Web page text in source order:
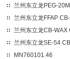
兰州东立龙PEG-
谱柱 聚乙二醇-20M
兰州东立龙FFAP
FFAP毛细管气相色
兰州东立龙CB-WAX
细管气相色谱柱
兰州东立龙SE-54
CBX-5ms毛细管气相
MN760101.46